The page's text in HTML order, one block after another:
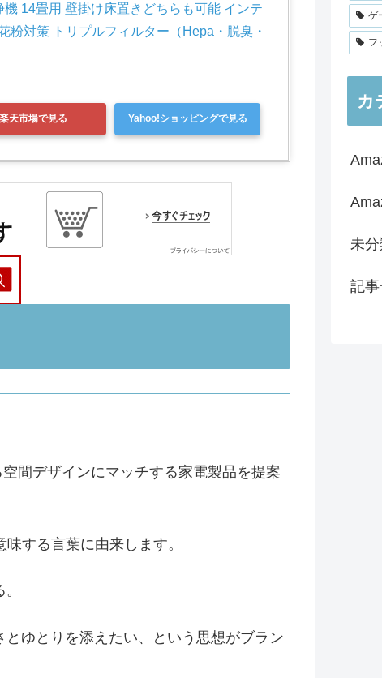
14畳用 壁掛け床置きどちらも可能 インテ
粉対策 トリプルフィルター（Hepa・脱臭・
楽天市場で見る Yahoo!ショッピングで見る
間デザインにマッチする家電製品を提案
する言葉に由来します。
ゆとりを添えたい、という思想がブラン
ゲ
フ
カ
未
記